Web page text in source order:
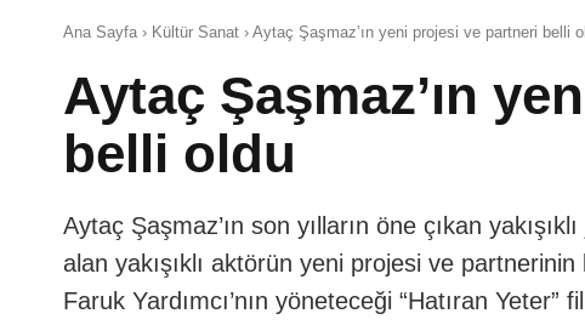
Ana Sayfa › Kültür Sanat › Aytaç Şaşmaz’ın yeni projesi ve partneri belli
Aytaç Şaşmaz’ın
belli oldu
Aytaç Şaşmaz’ın son yılların öne çıkan
alan yakışıklı aktörün yeni projesi ve
Faruk Yardımcı’nın yöneteceği “Hatıran